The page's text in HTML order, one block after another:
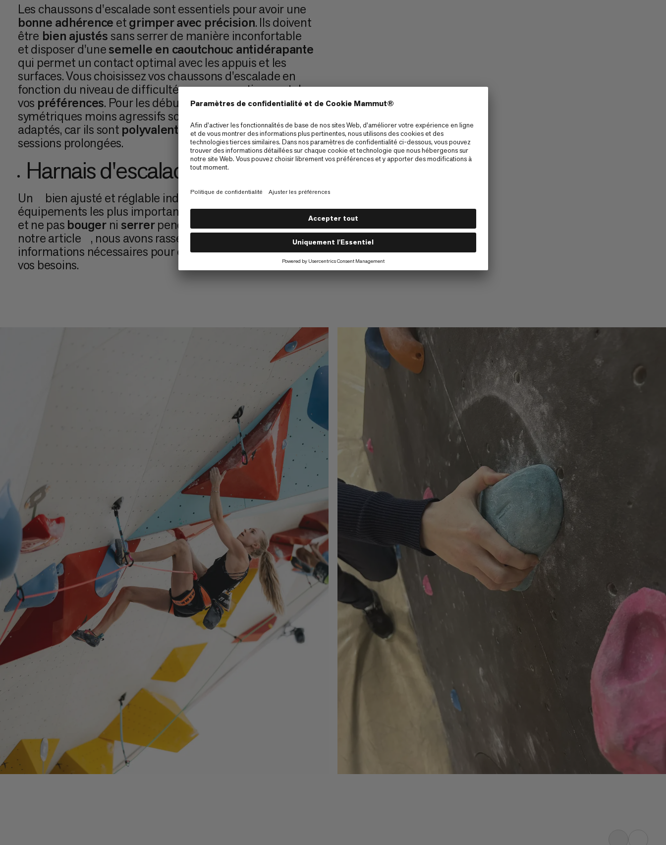
Les chaussons d'escalade sont essentiels pour avoir une
bonne adhérence etgrimperavec précision. Ils doivent
être bien ajustés sans serrer de manière inconfortable
et disposer d'unesemelle en caoutchouc antidérapante
qui permet un contact optimal avec les appuis et les
surfaces. Vous choisissez vos chaussons d'escalade en
fonction du niveau de difficulté que vous pratiquez et de
vos préférences. Pour les débutants, les modèles
symétriques moins agressifs sont généralement plus
adaptés, car ils sont polyvalents etconfortablespour les
sessions prolongées.
Harnais d'escalade
Un
bien ajusté et réglable individuellement est l'un des
équipements les plus importants. Il doit êtreconfortable
et ne pas bougerni serrerpendant l'escalade. Dans
notre article
, nous avons rassemblé toutes les
informations nécessaires pour choisir le harnais adapté à
vos besoins.